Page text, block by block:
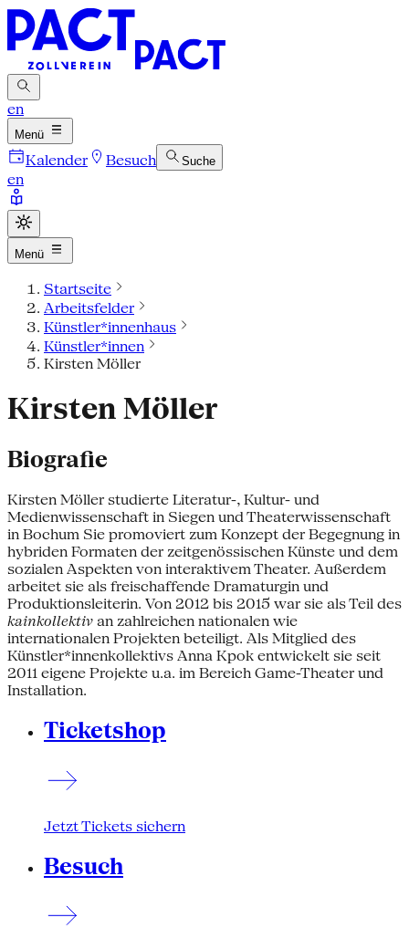
en
Menü
Kalender Besuch Suche
en
Menü
Startseite
Arbeitsfelder
Künstler*innenhaus
Künstler*innen
Kirsten Möller
Kirsten Möller
Biografie
Kirsten Möller studierte Literatur-, Kultur- und
Medienwissenschaft in Siegen und Theaterwissenschaft
in Bochum Sie promoviert zum Konzept der Begegnung in
hybriden Formaten der zeitgenössischen Künste und dem
sozialen Aspekten von interaktivem Theater. Außerdem
arbeitet sie als freischaffende Dramaturgin und
Produktionsleiterin. Von 2012 bis 2015 war sie als Teil des
kainkollektiv an zahlreichen nationalen wie
internationalen Projekten beteiligt. Als Mitglied des
Künstler*innenkollektivs Anna Kpok entwickelt sie seit
2011 eigene Projekte u.a. im Bereich Game-Theater und
Installation.
Ticketshop
Jetzt Tickets sichern
Besuch